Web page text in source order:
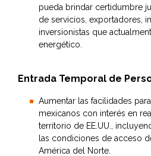
pueda brindar certidumbre
de servicios, exportadores,
inversionistas que
energético.
Entrada Temporal de
Aumentar las facilidades
mexicanos con interés en
territorio de EE.UU.,
las condiciones de acceso
América del Norte.